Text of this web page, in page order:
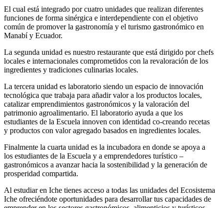
El cual está integrado por cuatro unidades que realizan diferentes
funciones de forma sinérgica e interdependiente con el objetivo
común de promover la gastronomía y el turismo gastronómico en
Manabí y Ecuador.
La segunda unidad es nuestro restaurante que está dirigido por chefs
locales e internacionales comprometidos con la revaloración de los
ingredientes y tradiciones culinarias locales.
La tercera unidad es laboratorio siendo un espacio de innovación
tecnológica que trabaja para añadir valor a los productos locales,
catalizar emprendimientos gastronómicos y la valoración del
patrimonio agroalimentario. El laboratorio ayuda a que los
estudiantes de la Escuela innoven con identidad co-creando recetas
y productos con valor agregado basados en ingredientes locales.
Finalmente la cuarta unidad es la incubadora en donde se apoya a
los estudiantes de la Escuela y a emprendedores turístico –
gastronómicos a avanzar hacia la sostenibilidad y la generación de
prosperidad compartida.
Al estudiar en Iche tienes acceso a todas las unidades del Ecosistema
Iche ofreciéndote oportunidades para desarrollar tus capacidades de